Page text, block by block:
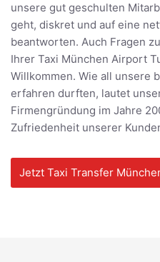
unsere gut geschulten
geht, diskret und auf eine
beantworten. Auch Fragen
Ihrer Taxi München Airport
Willkommen. Wie all unsere
erfahren durften, lautet
Firmengründung im Jahre
Zufriedenheit unserer
Jetzt Taxi Transfer